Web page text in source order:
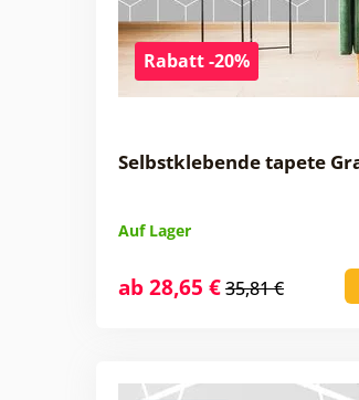
Rabatt -20%
Selbstklebende tapete
Auf Lager
ab 28,65 €35,81 €